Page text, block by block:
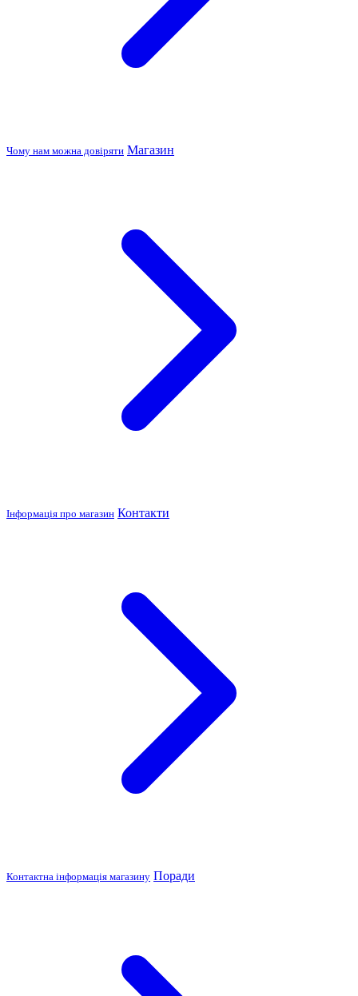
Чому нам можна довіряти Магазин
Інформація про магазин Контакти
Контактна інформація магазину Поради